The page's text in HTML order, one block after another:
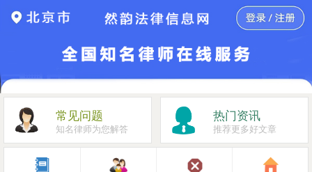
常见问题
知名律师为您解答
热门资讯
推荐更多好文章